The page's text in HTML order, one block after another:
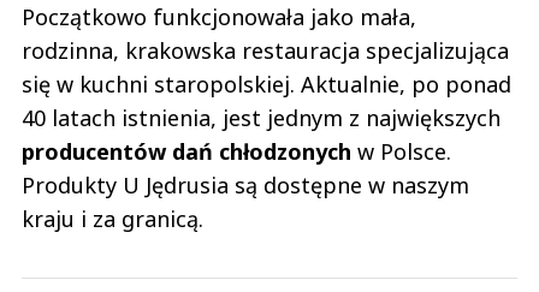
Początkowo funkcjonowała jako mała,
rodzinna, krakowska restauracja specjalizująca
się w kuchni staropolskiej. Aktualnie, po ponad
40 latach istnienia, jest jednym z największych
producentów dań chłodzonych w Polsce.
Produkty U Jędrusia są dostępne w naszym
kraju i za granicą.